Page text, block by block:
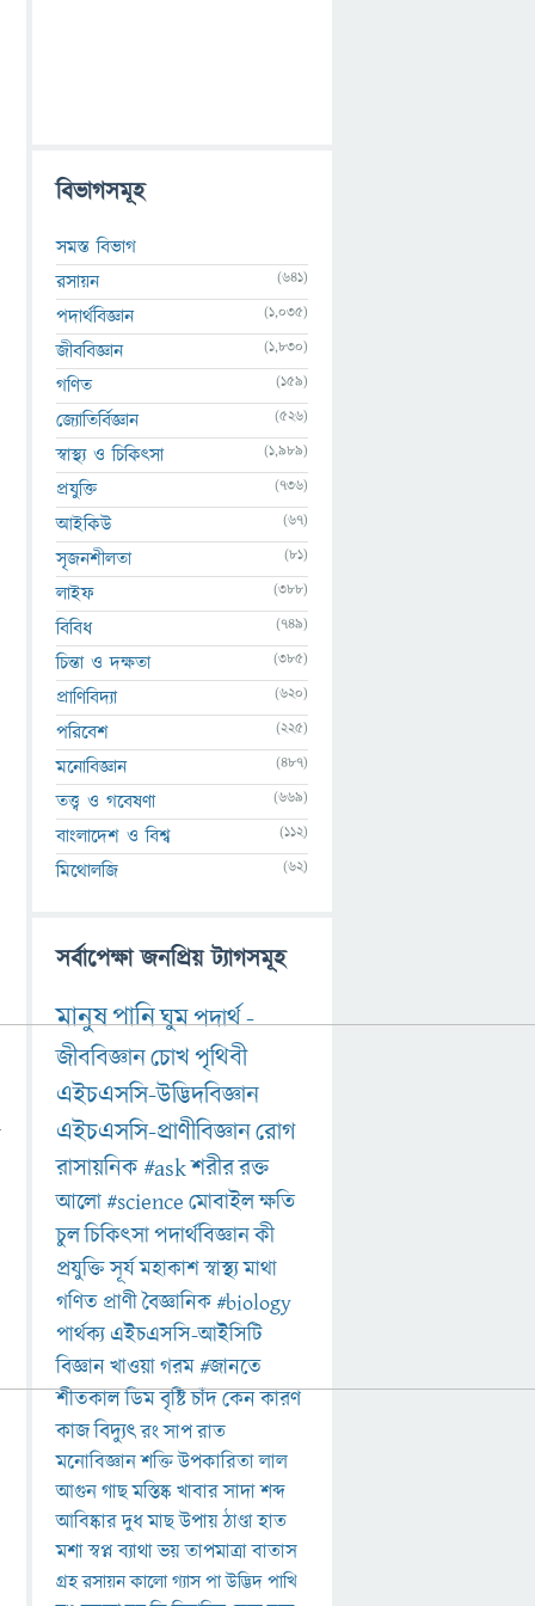
বিভাগসমূহ
সমস্ত বিভাগ
রসায়ন
(641)
পদার্থবিজ্ঞান (1,035)
জীববিজ্ঞান (1,830)
গণিত (159)
জ্যোতির্বিজ্ঞান (526)
স্বাস্থ্য ও চিকিৎসা (1,989)
প্রযুক্তি (736)
আইকিউ (67)
সৃজনশীলতা (81)
লাইফ (388)
বিবিধ (749)
চিন্তা ও দক্ষতা (385)
প্রাণিবিদ্যা (620)
পরিবেশ (225)
মনোবিজ্ঞান (487)
তত্ত্ব ও গবেষণা (669)
বাংলাদেশ ও বিশ্ব (112)
মিথোলজি (62)
সর্বাপেক্ষা জনপ্রিয় ট্যাগসমূহ
মানুষপানিঘুমপদার্থ-
জীববিজ্ঞানচোখপৃথিবী
এইচএসসি-উদ্ভিদবিজ্ঞান
এইচএসসি-প্রাণীবিজ্ঞানরোগ
রাসায়নিক#askশরীররক্ত
আলো#scienceমোবাইলক্ষতি
চুলচিকিৎসাপদার্থবিজ্ঞানকী
প্রযুক্তিসূর্যমহাকাশস্বাস্থ্যমাথা
গণিত প্রাণীবৈজ্ঞানিক#biology
পার্থক্য এইচএসসি-আইসিটি
বিজ্ঞানখাওয়াগরম#জানতে
শীতকালডিমবৃষ্টিচাঁদকেনকারণ
কাজবিদ্যুৎরংসাপরাত
মনোবিজ্ঞানশক্তিউপকারিতালাল
আগুনগাছমস্তিষ্কখাবারসাদাশব্দ
আবিষ্কারদুধমাছউপায়ঠাণ্ডাহাত
মশাস্বপ্নব্যাথাভয়তাপমাত্রাবাতাস
গ্রহরসায়নকালোগ্যাসপাউদ্ভিদপাখি